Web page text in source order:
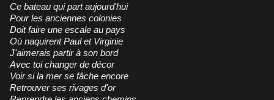
Ce bateau qui part aujourd'hui
Pour les anciennes colonies
Doit faire une escale au pays
Où naquirent Paul et Virginie
J'aimerais partir à son bord
Avec toi changer de décor
Voir si la mer se fâche encore
Retrouver ses rivages d'or